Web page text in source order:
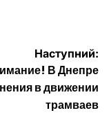
Наступний:
В Днепре
в движении
трамваев